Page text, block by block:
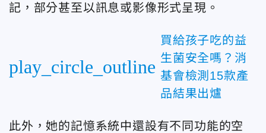
記，部分甚至以訊息或影像形式呈現。
play_circle_outline
買給孩子吃的益
生菌安全嗎？消
基會檢測15款產
品結果出爐
此外，她的記憶系統中還設有不同功能的空